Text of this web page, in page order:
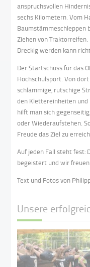
anspruchsvollen
sechs Kilometern. Vom
Baumstämmeschleppen
Ziehen von
Dreckig werden kann
Der Startschuss für das
Hochschulsport. Von
schlammige, rutschige
den Klettereinheiten
hilft man sich
oder Wiederaufstehen.
Freude das Ziel zu
Auf jeden Fall steht fest:
begeistert und wir
Text und Fotos von
Unsere